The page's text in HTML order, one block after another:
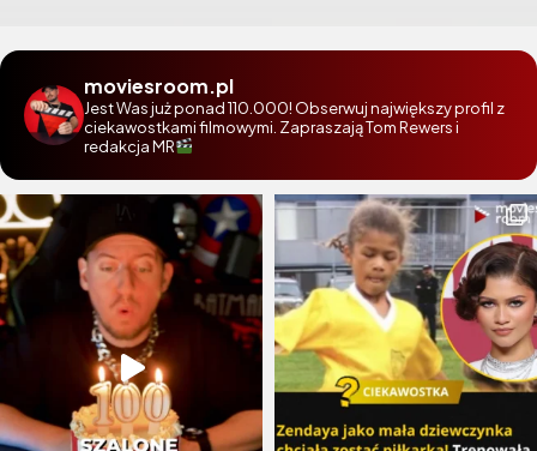
moviesroom.pl
Jest Was już ponad 110.000! Obserwuj największy profil z
ciekawostkami filmowymi. Zapraszają Tom Rewers i
redakcja MR